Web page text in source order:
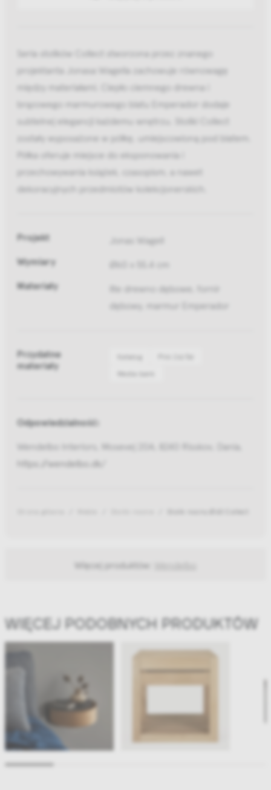
Seria stolików Collect stworzona przez znanego
projektanta Jonasa Wagella zachowuje równowagę
między materiałami. Ciepło ciemnego drewna i
brązowego marmurowego blatu Emperador dodaje
subtelnej elegancji każdemu wnętrzu. Stoliki Collect
zostały wyposażone w półkę, umiejscowioną pod blatem.
Półka oferuje miejsce do eksponowania i
przechowywania książek, czasopism, a nawet
dekoracyjnych przedmiotów kolekcjonerskich.
Projekt Jonas Wagell
Wymiary Ø60 x 55.4 cm
Materiały
lite drewno dębowe, fornir
dębowy, marmur Emperador
Przydatne
materiały
Katalog
Media bank
Odpowiedzialność:
Wendelbo Interiors, Mosevej 20A, 8240 Risskov, Dania,
https://wendelbo.dk/
Więcej produktów:
WIĘCEJ PODOBNYCH PRODUKTÓW